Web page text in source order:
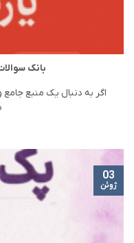
بانک سوالات شیمی
اگر به دنبال یک منبع جامع
03
ژوئن